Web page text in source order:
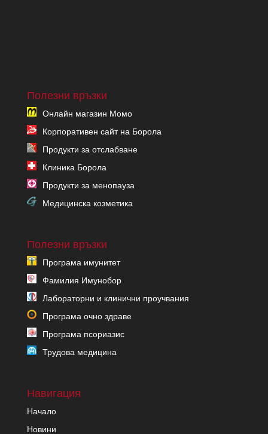
Полезни връзки
Онлайн магазин Момо
Корпоративен сайт на Борола
Продукти за отслабване
Клиника Борола
Продукти за менопауза
Медицинска козметика
Полезни връзки
Програма имунитет
Фамилия Имунобор
Лабораторни и клинични проучвания
Програма очно здраве
Програма псориазис
Трудова медицина
Навигация
Начало
Новини